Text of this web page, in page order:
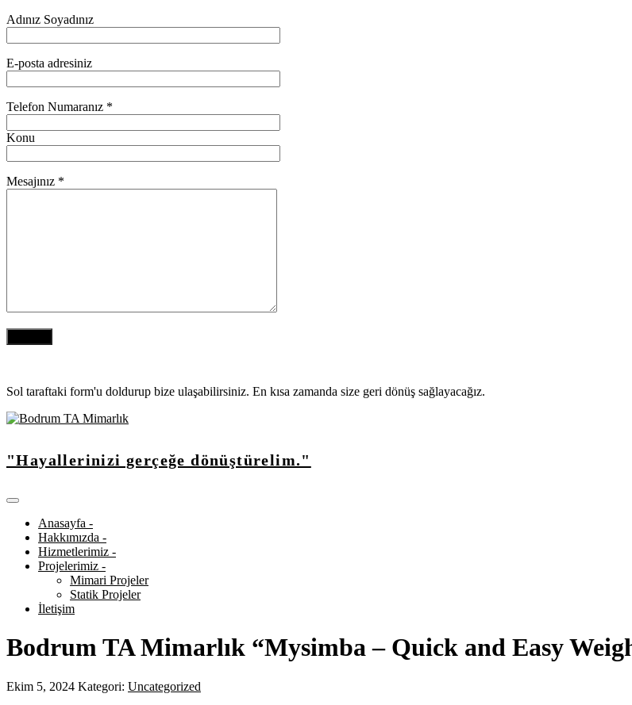
Adınız Soyadınız
E-posta adresiniz
Telefon Numaranız *
Konu
Mesajınız *
Sol taraftaki form'u doldurup bize ulaşabilirsiniz. En kısa zamanda size geri dönüş sağlayacağız.
"Hayallerinizi gerçeğe dönüştürelim."
Anasayfa -
Hakkımızda -
Hizmetlerimiz -
Projelerimiz -
Mimari Projeler
Statik Projeler
İletişim
Bodrum TA Mimarlık “Mysimba – Quick and Easy
Ekim 5, 2024 Kategori: Uncategorized